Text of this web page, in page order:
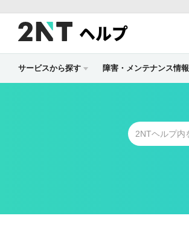
ヘルプ
サービスから探す 障害・メンテナンス情報